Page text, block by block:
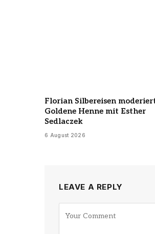
Florian Silbereisen
Goldene Henne mit Esther
Sedlaczek
6 August 2026
LEAVE A REPLY